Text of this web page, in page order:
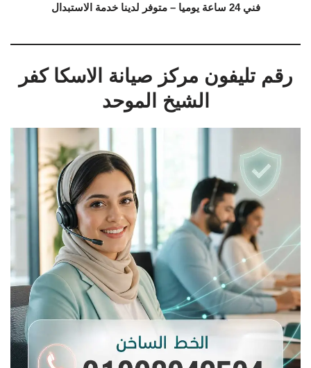
فني 24 ساعة يوميا – متوفر لدينا خدمة الاستبدال
رقم تليفون مركز صيانة الاسكا كفر
الشيخ الموحد